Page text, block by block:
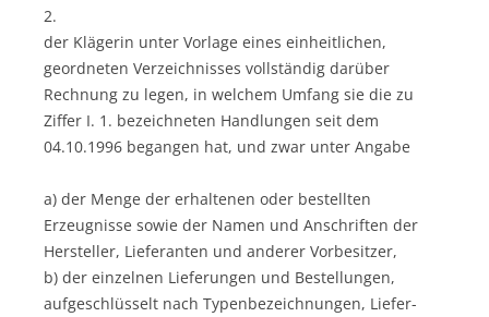
2.
der Klägerin unter Vorlage eines einheitlichen,
geordneten Verzeichnisses vollständig darüber
Rechnung zu legen, in welchem Umfang sie die zu
Ziffer I. 1. bezeichneten Handlungen seit dem
04.10.1996 begangen hat, und zwar unter Angabe
a) der Menge der erhaltenen oder bestellten
Erzeugnisse sowie der Namen und Anschriften der
Hersteller, Lieferanten und anderer Vorbesitzer,
b) der einzelnen Lieferungen und Bestellungen,
aufgeschlüsselt nach Typenbezeichnungen, Liefer-